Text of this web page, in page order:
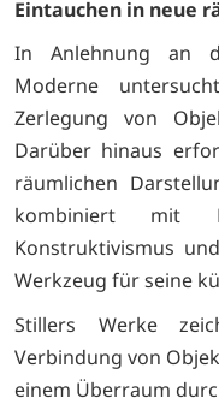
Eintauchen in neue
In Anlehnung an
Moderne
Zerlegung von
Darüber hinaus
räumlichen
kombiniert mit
Konstruktivismus
Werkzeug für seine
Stillers Werke
Verbindung von
einem Überraum